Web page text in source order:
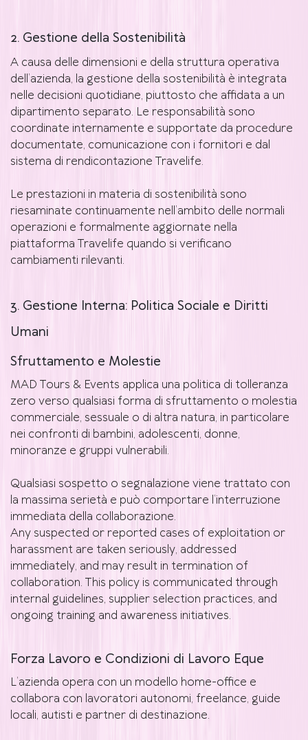
2. Gestione della Sostenibilità
A causa delle dimensioni e della struttura operativa
dell’azienda, la gestione della sostenibilità è integrata
nelle decisioni quotidiane, piuttosto che affidata a un
dipartimento separato. Le responsabilità sono
coordinate internamente e supportate da procedure
documentate, comunicazione con i fornitori e dal
sistema di rendicontazione Travelife.
Le prestazioni in materia di sostenibilità sono
riesaminate continuamente nell’ambito delle normali
operazioni e formalmente aggiornate nella
piattaforma Travelife quando si verificano
cambiamenti rilevanti.
3. Gestione Interna: Politica Sociale e Diritti
Umani
Sfruttamento e Molestie
MAD Tours & Events applica una politica di tolleranza
zero verso qualsiasi forma di sfruttamento o molestia
commerciale, sessuale o di altra natura, in particolare
nei confronti di bambini, adolescenti, donne,
minoranze e gruppi vulnerabili.
Qualsiasi sospetto o segnalazione viene trattato con
la massima serietà e può comportare l’interruzione
immediata della collaborazione.
Any suspected or reported cases of exploitation or
harassment are taken seriously, addressed
immediately, and may result in termination of
collaboration. This policy is communicated through
internal guidelines, supplier selection practices, and
ongoing training and awareness initiatives.
Forza Lavoro e Condizioni di Lavoro Eque
L’azienda opera con un modello home-office e
collabora con lavoratori autonomi, freelance, guide
locali, autisti e partner di destinazione.